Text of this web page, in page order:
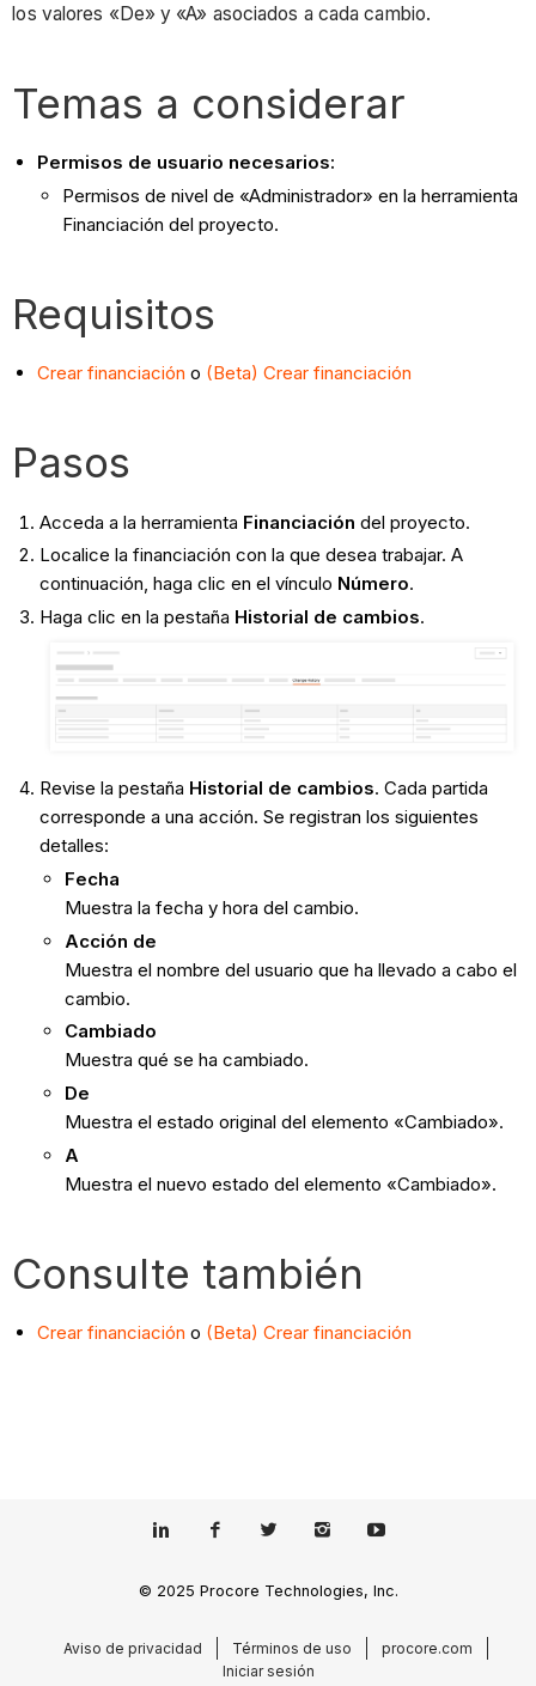
los valores «De» y «A» asociados a cada cambio.
Temas a considerar
Permisos de usuario necesarios:
Permisos de nivel de «Administrador» en la herramienta
Financiación del proyecto.
Requisitos
Crear financiación o (Beta) Crear financiación
Pasos
Acceda a la herramienta Financiación del proyecto.
Localice la financiación con la que desea trabajar. A
continuación, haga clic en el vínculo Número.
Haga clic en la pestaña Historial de cambios.
Revise la pestaña Historial de cambios. Cada partida
corresponde a una acción. Se registran los siguientes
detalles:
Fecha
Muestra la fecha y hora del cambio.
Acción de
Muestra el nombre del usuario que ha llevado a cabo el
cambio.
Cambiado
Muestra qué se ha cambiado.
De
Muestra el estado original del elemento «Cambiado».
A
Muestra el nuevo estado del elemento «Cambiado».
Consulte también
Crear financiación o (Beta) Crear financiación
© 2025 Procore Technologies, Inc.
Aviso de privacidad Términos de uso
procore.com
Iniciar sesión